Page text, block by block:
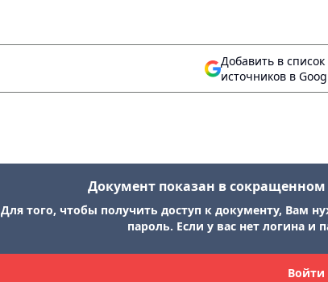
Добавить в
источников в
Документ показан в
Для того, чтобы получить доступ к документу, Вам
пароль. Если у вас нет логина и
Войти